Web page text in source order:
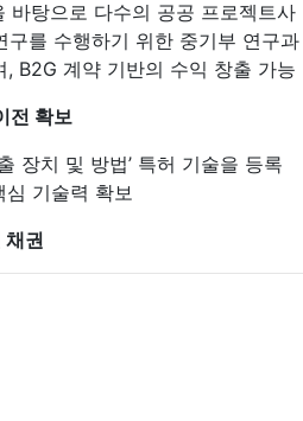
바탕으로 다수의 공공 프로젝트사
구를 수행하기 위한 중기부 연구과
B2G 계약 기반의 수익 창출 가능
전 확보
장치 및 방법’ 특허 기술을 등록
심 기술력 확보
채권